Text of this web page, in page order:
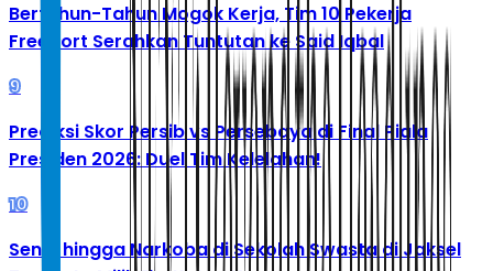
Bertahun-Tahun Mogok Kerja, Tim 10 Pekerja
Freeport Serahkan Tuntutan ke Said Iqbal
9
Prediksi Skor Persib vs Persebaya di Final Piala
Presiden 2026: Duel Tim Kelelahan!
10
Senpi hingga Narkoba di Sekolah Swasta di Jaksel